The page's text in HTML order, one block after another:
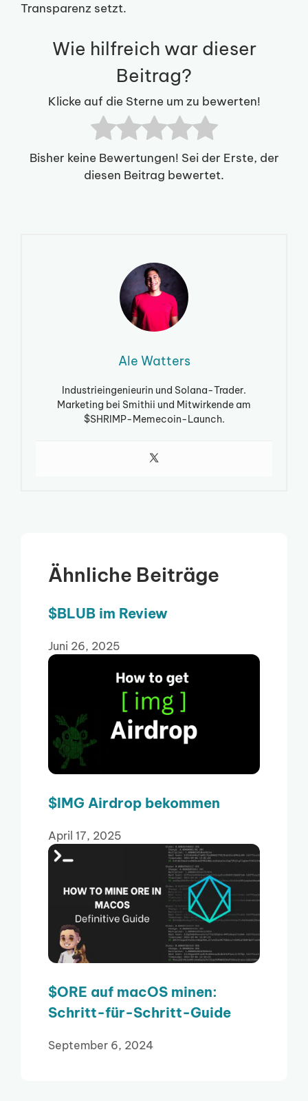
Transparenz setzt.
Wie hilfreich war dieser
Beitrag?
Klicke auf die Sterne um zu bewerten!
Bisher keine Bewertungen! Sei der Erste, der
diesen Beitrag bewertet.
Ale Watters
Industrieingenieurin und Solana-Trader.
Marketing bei Smithii und Mitwirkende am
$SHRIMP-Memecoin-Launch.
Ähnliche Beiträge
$BLUB im Review
Juni 26, 2025
$IMG Airdrop bekommen
April 17, 2025
$ORE auf macOS minen:
Schritt-für-Schritt-Guide
September 6, 2024